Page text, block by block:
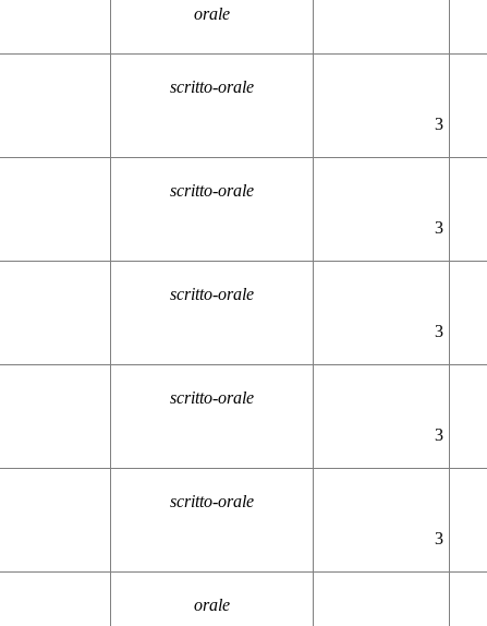
orale
scritto-orale
3
scritto-orale
3
scritto-orale
3
scritto-orale
3
scritto-orale
3
orale